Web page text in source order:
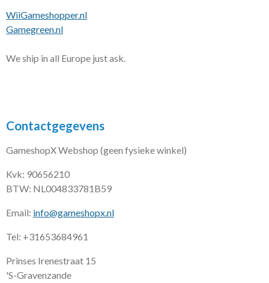
WiiGameshopper.nl
Gamegreen.nl
We ship in all Europe just ask.
Contactgegevens
GameshopX Webshop (geen fysieke winkel)
Kvk: 90656210
BTW: NL004833781B59
Email: info@gameshopx.nl
Tel: +31653684961
Prinses Irenestraat 15
'S-Gravenzande